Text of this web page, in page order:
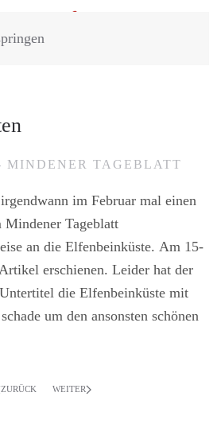
MINDENER TAGEBLATT
im Februar mal einen
Tageblatt
an die Elfenbeinküste. Am 15-
erschienen. Leider hat der
die Elfenbeinküste mit
um den ansonsten schönen
ZURÜCK WEITER